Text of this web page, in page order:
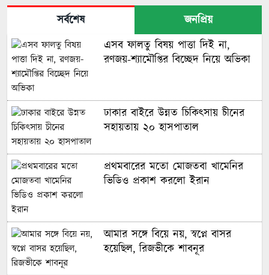
সর্বশেষ
জনপ্রিয়
এসব ফালতু বিষয় পাত্তা দিই না,
রণজয়-শ্যামৌপ্তির বিচ্ছেদ নিয়ে অভিকা
ঢাকার বাইরে উন্নত চিকিৎসায় চীনের
সহায়তায় ২০ হাসপাতাল
প্রথমবারের মতো মোজতবা খামেনির
ভিডিও প্রকাশ করলো ইরান
আমার সঙ্গে বিয়ে নয়, স্বপ্নে বাসর
হয়েছিল, রিজভীকে শাবনূর